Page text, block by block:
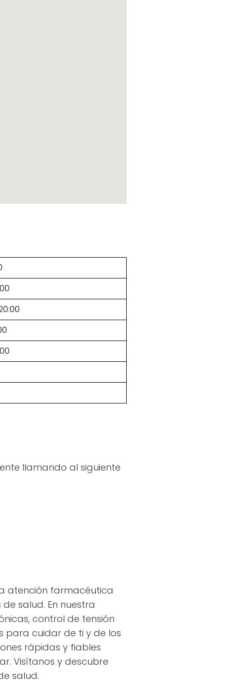
llamando al siguiente
atención farmacéutica
salud. En nuestra
control de tensión
cuidar de ti y de los
rápidas y fiables
Visítanos y descubre
salud.